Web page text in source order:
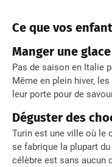
Ce que vos
Manger une
Pas de saison en Italie
Même en plein hiver,
leur porte pour de
Déguster des
Turin est une ville où le
se fabrique la plupart
célèbre est sans aucun